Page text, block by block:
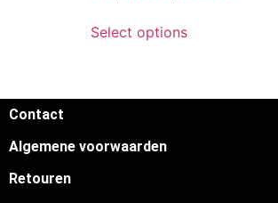
Select options
Contact
Algemene voorwaarden
Retouren